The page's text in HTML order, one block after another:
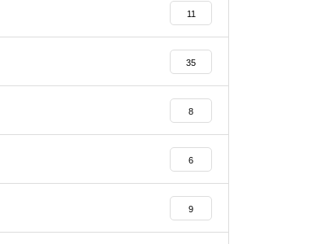
11
35
8
6
9